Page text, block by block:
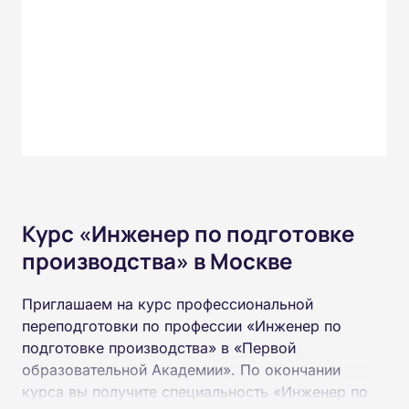
Курс «Инженер по подготовке
производства» в Москве
Приглашаем на курс профессиональной
переподготовки по профессии «Инженер по
подготовке производства» в «Первой
образовательной Академии». По окончании
курса вы получите специальность «Инженер по